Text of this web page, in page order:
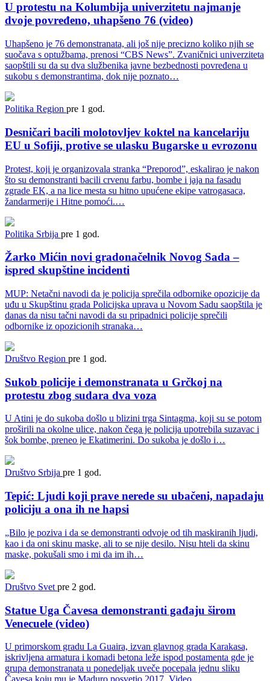
U protestu na Kolumbija univerzitetu najmanje
dvoje povređeno, uhapšeno 76 (video)
Uhapšeno je 76 demonstranata, ali još nije precizno koliko njih se
suočava s optužbama, prenosi “CBS News”. Zvaničnici univerziteta
saopštili su da su dva službenika javne bezbednosti povređena u
sukobu s demonstrantima, dok nije poznato…
Politika Region pre 1 god.
Desničari bacili molotovljev koktel na kancelariju
EU u Sofiji, protive se ulasku Bugarske u evrozonu
Protest, koji je organizovala stranka “Preporod”, eskalirao je nakon
što su demonstranti bacili crvenu farbu, bombe i jaja na fasadu
zgrade EK, a na lice mesta su hitno upućene ekipe vatrogasaca,
žandarmerije i Hitne pomoći.…
Politika Srbija pre 1 god.
Žarko Mićin novi gradonačelnik Novog Sada –
ispred skupštine incidenti
MUP: Netačni navodi da je policija sprečila odbornike opozicije da
uđu u Skupštinu grada Policijska uprava u Novom Sadu saopštila je
danas da nisu tačni navodi da su pripadnici policije sprečili
odbornike iz opozicionih stranaka…
Društvo Region pre 1 god.
Sukob policije i demonstranata u Grčkoj na
protestu zbog sudara dva voza
U Atini je do sukoba došlo u blizini trga Sintagma, koji su se potom
proširili na okolne ulice, nakon čega je policija upotrebila suzavac i
šok bombe, preneo je Ekatimerini. Do sukoba je došlo i…
Društvo Srbija pre 1 god.
Tepić: Ljudi koji prave nerede su ubačeni, napadaju
policiju a ona ih ne hapsi
„Bilo je poziva i da se demonstranti odvoje od tih maskiranih ljudi,
kao i da oni skinu maske, ali to se nije desilo. Nisu hteli da skinu
maske, pokušali smo i mi da im ih…
Društvo Svet pre 2 god.
Statue Uga Čavesa demonstranti gađaju širom
Venecuele (video)
U primorskom gradu La Guaira, izvan glavnog grada Karakasa,
iskrivljena armatura i komadi betona leže ispod postamenta gde je
grupa demonstranata u ponedeljak uveče pocepala jednu sliku